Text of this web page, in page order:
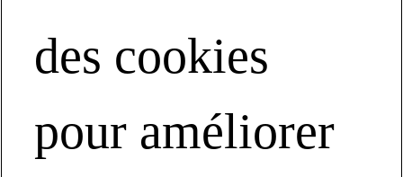
View Webinar on Demand
des cookies
pour améliorer